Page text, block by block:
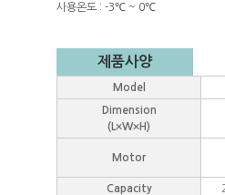
사용온도 : -3℃ ~ 0℃
제품사양
Model
Dimension
(L×W×H)
Motor
Capacity